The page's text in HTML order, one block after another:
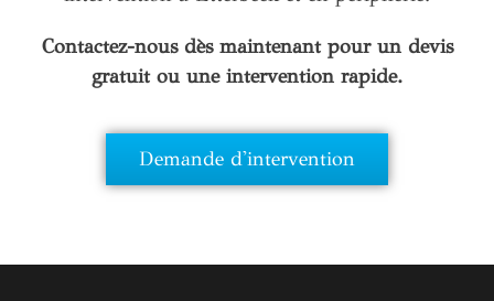
Contactez-nous dès maintenant pour un devis
gratuit ou une intervention rapide.
Demande d'intervention